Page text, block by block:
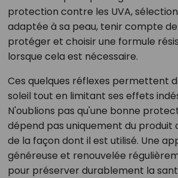
protection contre les UVA,
adaptée à sa peau, tenir compte
protéger et choisir une formule
lorsque cela est nécessaire.
Ces quelques réflexes permettent
soleil tout en limitant ses effets
N'oublions pas qu'une bonne
dépend pas uniquement du produit
de la façon dont il est utilisé. Une
généreuse et renouvelée
pour préserver durablement la